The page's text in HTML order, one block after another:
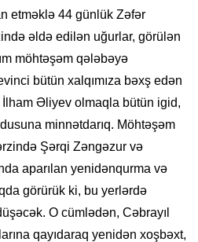
etməklə 44 günlük Zəfər
əldə edilən uğurlar, görülən
möhtəşəm qələbəyə
bütün xalqımıza bəxş edən
Əliyev olmaqla bütün igid,
minnətdarıq. Möhtəşəm
Şərqi Zəngəzur və
aparılan yenidənqurma və
görürük ki, bu yerlərdə
O cümlədən, Cəbrayıl
qayıdaraq yenidən xoşbəxt,